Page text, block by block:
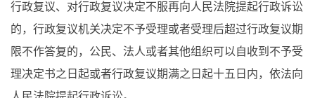
行政复议、对行政复议决定不服再向人民法院提起行政诉讼
的，行政复议机关决定不予受理或者受理后超过行政复议期
限不作答复的，公民、法人或者其他组织可以自收到不予受
理决定书之日起或者行政复议期满之日起十五日内，依法向